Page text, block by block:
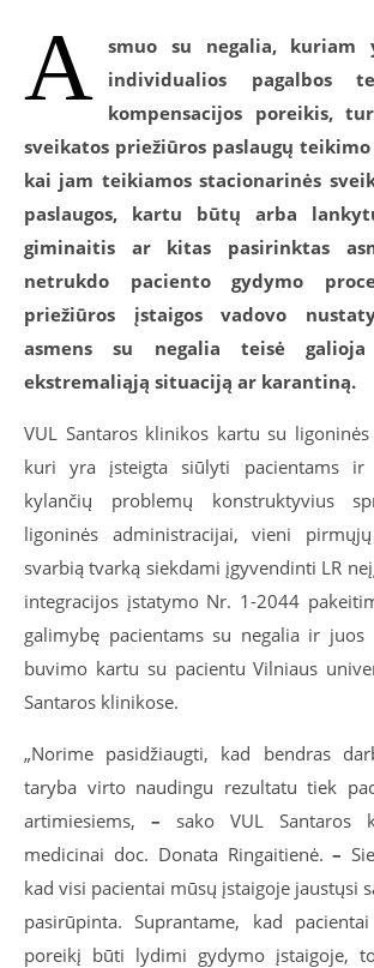
A smuo su negalia, kuriam
individualios pagalbos
kompensacijos poreikis,
sveikatos priežiūros paslaugų
kai jam teikiamos stacionarinės
paslaugos, kartu būtų arba
giminaitis ar kitas pasirinktas
netrukdo paciento gydymo
priežiūros įstaigos vadovo
asmens su negalia teisė
ekstremaliąją situaciją ar karantiną.
VUL Santaros klinikos kartu su
kuri yra įsteigta siūlyti pacientams ir
kylančių problemų konstruktyvius
ligoninės administracijai, vieni
svarbią tvarką siekdami įgyvendinti LR
integracijos įstatymo Nr. 1-2044
galimybę pacientams su negalia ir juos
buvimo kartu su pacientu Vilniaus
Santaros klinikose.
„Norime pasidžiaugti, kad bendras
taryba virto naudingu rezultatu tiek
artimiesiems, – sako VUL Santaros
medicinai doc. Donata Ringaitienė.–
kad visi pacientai mūsų įstaigoje jaustųsi
pasirūpinta. Suprantame, kad
poreikį būti lydimi gydymo įstaigoje,